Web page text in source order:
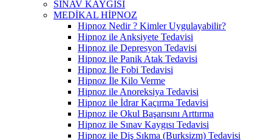
SINAV KAYGISI
MEDİKAL HİPNOZ
Hipnoz Nedir ? Kimler Uygulayabilir?
Hipnoz ile Anksiyete Tedavisi
Hipnoz ile Depresyon Tedavisi
Hipnoz ile Panik Atak Tedavisi
Hipnoz İle Fobi Tedavisi
Hipnoz İle Kilo Verme
Hipnoz ile Anoreksiya Tedavisi
Hipnoz ile İdrar Kaçırma Tedavisi
Hipnoz ile Okul Başarısını Arttırma
Hipnoz ile Sınav Kaygısı Tedavisi
Hipnoz ile Diş Sıkma (Burksizm) Tedavisi